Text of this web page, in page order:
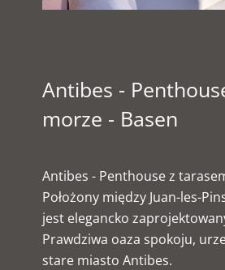
Antibes -
morze - Basen
Antibes - Penthouse z
Położony między Juan-les-
jest elegancko
Prawdziwa oaza spokoju,
stare miasto Antibes.